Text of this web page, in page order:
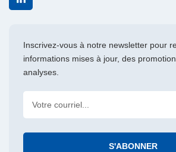
Inscrivez-vous à notre newsletter pour
informations mises à jour, des
analyses.